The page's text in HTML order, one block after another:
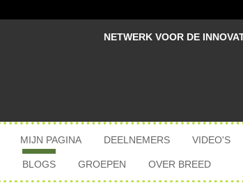
NETWERK VOOR DE
MIJN PAGINA DEELNEMERS VIDEO'S
BLOGS GROEPEN OVER BREED